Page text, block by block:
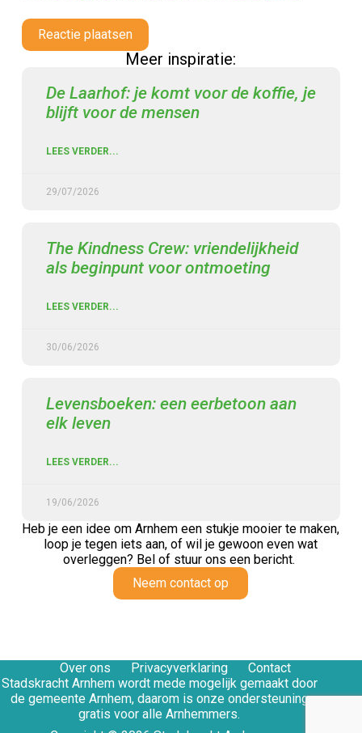
Reactie plaatsen
Meer inspiratie:
De Laarhof: je komt voor de koffie, je
blijft voor de mensen
LEES VERDER...
29/07/2026
The Kindness Crew: vriendelijkheid
als beginpunt voor ontmoeting
LEES VERDER...
30/06/2026
Levensboeken: een eerbetoon aan
elk leven
LEES VERDER...
19/06/2026
Heb je een idee om Arnhem een stukje mooier te maken,
loop je tegen iets aan,of wil je gewoon even wat
overleggen? Bel of stuur ons een bericht.
Neem contact op
Over ons Privacyverklaring
Contact
Stadskracht Arnhem wordt mede mogelijk gemaakt door
de gemeente Arnhem, daarom is onze ondersteuning
gratis voor alle Arnhemmers.